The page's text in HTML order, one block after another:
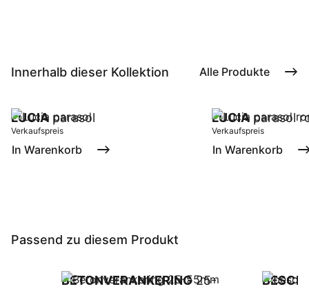
Innerhalb dieser Kollektion Alle Produkte
LUCIA parasol
Verkaufspreis
In Warenkorb
LUCIAparasol
Verkaufspreis
In Warenkorb
Passend zu diesem Produkt
BETONVERANKERING25-